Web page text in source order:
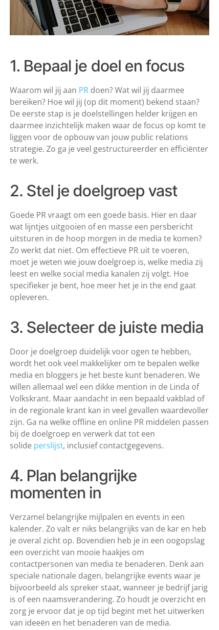
1. Bepaal je doel en focus
Waarom wil jij aan PR doen? Wat wil jij daarmee
bereiken? Hoe wil jij (op dit moment) bekend staan?
De eerste stap is je doelstellingen helder krijgen en
daarmee inzichtelijk maken waar de focus op komt te
liggen voor de opbouw van jouw public relations
strategie. Zo ga je veel gestructureerder en efficiënter
te werk.
2. Stel je doelgroep vast
Goede PR vraagt om een goede basis. Hier en daar
wat lijntjes uitgooien of en masse een persbericht
uitsturen in de hoop morgen in de media te komen?
Zo werkt dat niet. Om effectieve PR uit te voeren,
moet je weten wie jouw doelgroep is, welke media zij
leest en welke social media kanalen zij volgt. Hoe
specifieker je bent, hoe meer het je in the end gaat
opleveren.
3. Selecteer de juiste media
Door je doelgroep duidelijk voor ogen te hebben,
wordt het ook veel makkelijker om te bepalen welke
media en bloggers je het beste kunt benaderen. We
willen allemaal wel een dikke mention in de Linda of
Volkskrant. Maar aandacht in een bepaald vakblad of
in de regionale krant kan in veel gevallen waardevoller
zijn. Ga na welke offline en online PR middelen passen
bij de doelgroep en verwerk dat tot een
solide perslijst, inclusief contactgegevens.
4. Plan belangrijke
momenten in
Verzamel belangrijke mijlpalen en events in een
kalender. Zo valt er niks belangrijks van de kar en heb
je overal zicht op. Bovendien heb je in een oogopslag
een overzicht van mooie haakjes om
contactpersonen van media te benaderen. Denk aan
speciale nationale dagen, belangrijke events waar je
bijvoorbeeld als spreker staat, wanneer je bedrijf jarig
is of een naamsverandering. Zo houdt je overzicht en
zorg je ervoor dat je op tijd begint met het uitwerken
van ideeën en het benaderen van de media.